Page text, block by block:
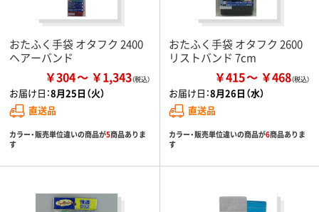
おたふく手袋 オタフク 2400
ヘアーバンド
￥304 ￥1,343
お届け日：8月25日（火）
直送品
カラー・販売単位違いの商品が5商品ありま
す
おたふく手袋 オタフク 2600
リストバンド 7cm
￥415 ￥468
お届け日：8月26日（水）
直送品
カラー・販売単位違いの商品が6商品ありま
す